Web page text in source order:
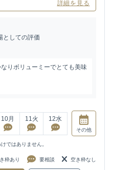
詳細を見る
としての評価
りボリューミーでとても美味
10月 11 火 12水
その他
ではありません。
枠あり 要相談 空き枠なし